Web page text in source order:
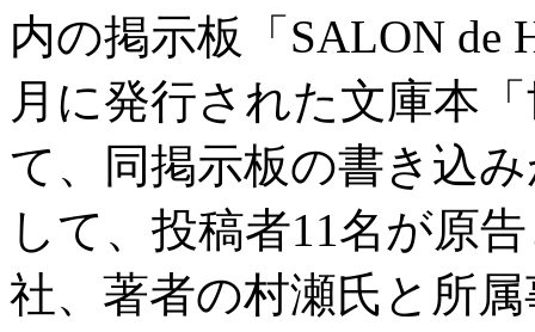
内の掲示板「SALON de
月に発行された文庫本
て、同掲示板の書き込
して、投稿者11名が原
社、著者の村瀬氏と所